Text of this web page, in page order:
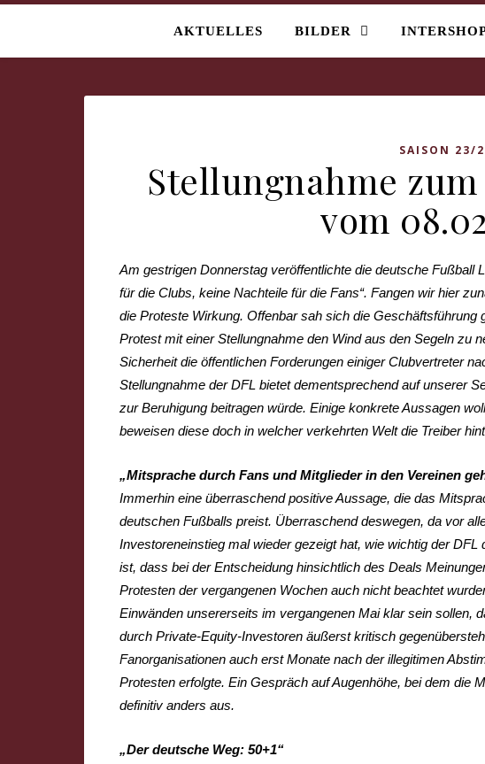
AKTUELLES BILDER
SAISON 23/
Stellungnahme
vom
Am gestrigen Donnerstag veröffentlichte die deutsche Fußball
für die Clubs, keine Nachteile für die Fans“. Fangen wir hier
die Proteste Wirkung. Offenbar sah sich die Geschäftsführung
Protest mit einer Stellungnahme den Wind aus den Segeln zu
Sicherheit die öffentlichen Forderungen einiger Clubvertreter
Stellungnahme der DFL bietet dementsprechend auf unserer
zur Beruhigung beitragen würde. Einige konkrete Aussagen
beweisen diese doch in welcher verkehrten Welt die Treiber
„Mitsprache durch Fans und Mitglieder in den Vereinen
Immerhin eine überraschend positive Aussage, die das
deutschen Fußballs preist. Überraschend deswegen, da vor
Investoreneinstieg mal wieder gezeigt hat, wie wichtig der
ist, dass bei der Entscheidung hinsichtlich des Deals
Protesten der vergangenen Wochen auch nicht beachtet
Einwänden unsererseits im vergangenen Mai klar sein sollen,
durch Private-Equity-Investoren äußerst kritisch
Fanorganisationen auch erst Monate nach der illegitimen
Protesten erfolgte. Ein Gespräch auf Augenhöhe, bei dem die
definitiv anders aus.
„Der deutsche Weg: 50+1“